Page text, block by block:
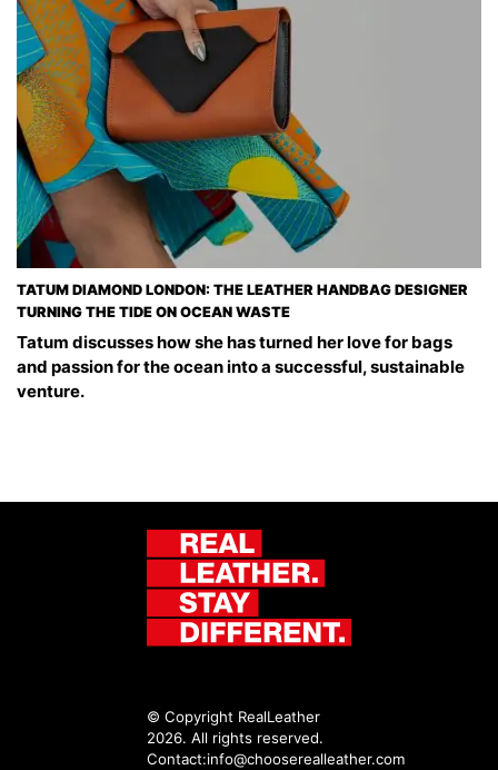
TATUM DIAMOND LONDON: THE LEATHER HANDBAG DESIGNER
TURNING THE TIDE ON OCEAN WASTE
Tatum discusses how she has turned her love for bags
and passion for the ocean into a successful, sustainable
venture.
© Copyright RealLeather
2026. All rights reserved.
Contact:info@chooserealleather.com